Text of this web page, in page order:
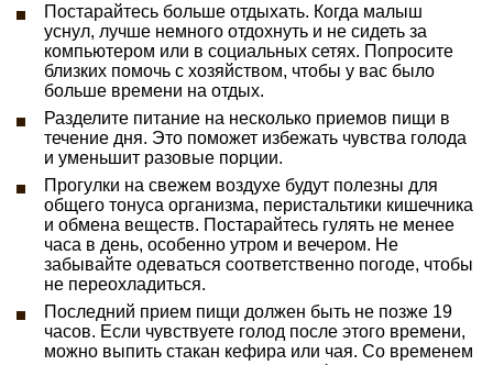
Постарайтесь больше отдыхать. Когда малыш
уснул, лучше немного отдохнуть и не сидеть за
компьютером или в социальных сетях. Попросите
близких помочь с хозяйством, чтобы у вас было
больше времени на отдых.
Разделите питание на несколько приемов пищи в
течение дня. Это поможет избежать чувства голода
и уменьшит разовые порции.
Прогулки на свежем воздухе будут полезны для
общего тонуса организма, перистальтики кишечника
и обмена веществ. Постарайтесь гулять не менее
часа в день, особенно утром и вечером. Не
забывайте одеваться соответственно погоде, чтобы
не переохладиться.
Последний прием пищи должен быть не позже 19
часов. Если чувствуете голод после этого времени,
можно выпить стакан кефира или чая. Со временем